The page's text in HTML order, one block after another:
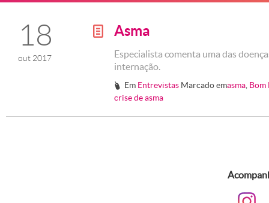
18
out 2017
g Asma
Especialista comenta uma das
internação.
# Em Entrevistas Marcado emasma Bom
crise de asma